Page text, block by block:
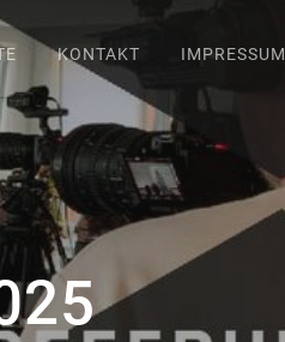
KONTAKT IMPRESSUM